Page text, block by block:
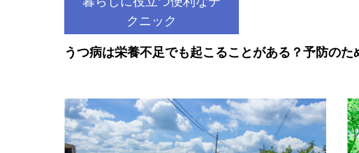
クニック
うつ病は栄養不足でも起こることがある？予防の